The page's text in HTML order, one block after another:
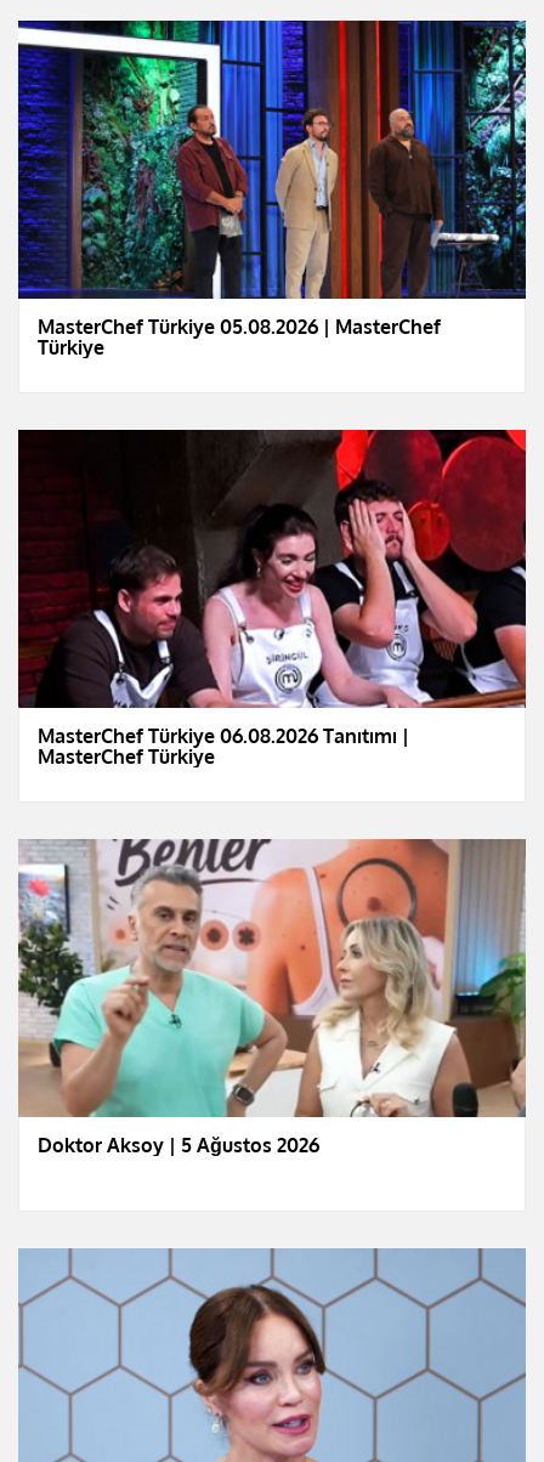
MasterChef Türkiye 05.08.2026 | MasterChef
Türkiye
MasterChef Türkiye 06.08.2026 Tanıtımı |
MasterChef Türkiye
Doktor Aksoy | 5 Ağustos 2026